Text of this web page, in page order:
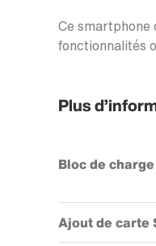
Ce smartphone
fonctionnalités
Plus
Bloc de charge
Ajout de carte